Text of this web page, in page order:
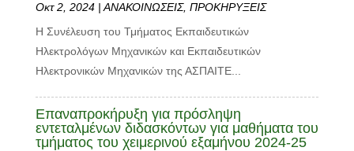
Οκτ 2, 2024| ΑΝΑΚΟΙΝΩΣΕΙΣ, ΠΡΟΚΗΡΥΞΕΙΣ
Η Συνέλευση του Τμήματος Εκπαιδευτικών
Ηλεκτρολόγων Μηχανικών και Εκπαιδευτικών
Ηλεκτρονικών Μηχανικών της ΑΣΠΑΙΤΕ...
Επαναπροκήρυξη για πρόσληψη
εντεταλμένων διδασκόντων για μαθήματα του
τμήματος του χειμερινού εξαμήνου 2024-25